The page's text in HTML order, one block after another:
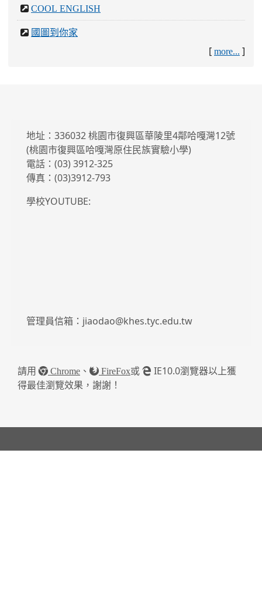
COOL ENGLISH
國圖到你家
[ more... ]
地址：336032 桃園市復興區華陵里4鄰哈嘎灣12號
(桃園市復興區哈嘎灣原住民族實驗小學)
電話：(03) 3912-325
傳真：(03)3912-793
學校YOUTUBE:
管理員信箱：jiaodao@khes.tyc.edu.tw
請用 Chrome 、 FireFox或
IE10.0瀏覽器以上獲
得最佳瀏覽效果，謝謝！